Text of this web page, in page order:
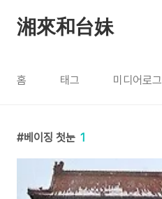
湘來和台妹
홈 태그 미디어로그
베이징 첫눈 1